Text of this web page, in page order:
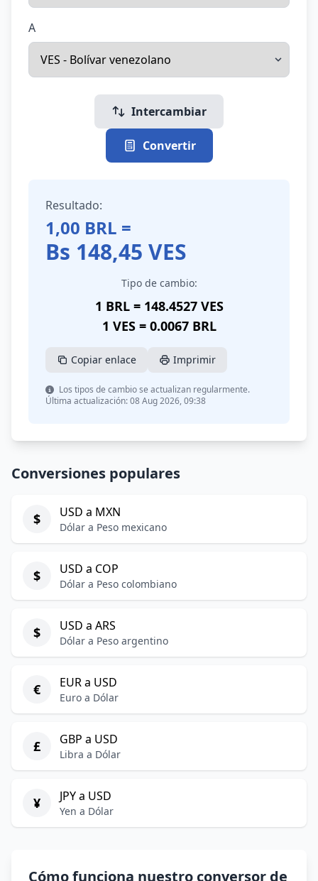
A
Intercambiar
Convertir
Resultado:
1,00 BRL =
Bs 148,45 VES
Tipo de cambio:
1 BRL = 148.4527 VES
1 VES = 0.0067 BRL
Copiar enlace Imprimir
Los tipos de cambio se actualizan regularmente.
Última actualización: 08 Aug 2026, 09:38
Conversiones populares
$ USD a MXN
Dólar a Peso mexicano
$ USD a COP
Dólar a Peso colombiano
$ USD a ARS
Dólar a Peso argentino
€ EUR a USD
Euro a Dólar
£ GBP a USD
Libra a Dólar
¥ JPY a USD
Yen a Dólar
Cómo funciona nuestro conversor de